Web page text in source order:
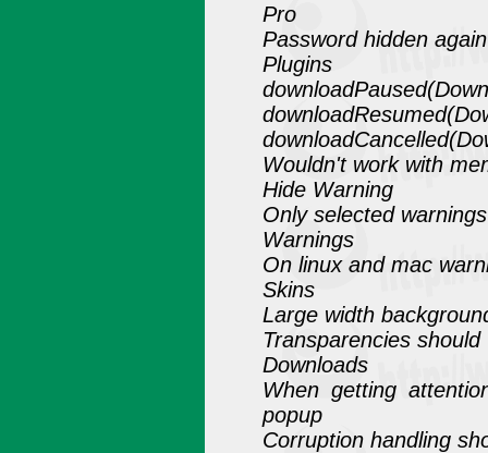
Pro
Password hidden again
Plugins
Wouldn't work with
Hide Warning
Only selected
Warnings
On linux and mac
Skins
Large width
Transparencies
Downloads
When getting
popup
Corruption handling